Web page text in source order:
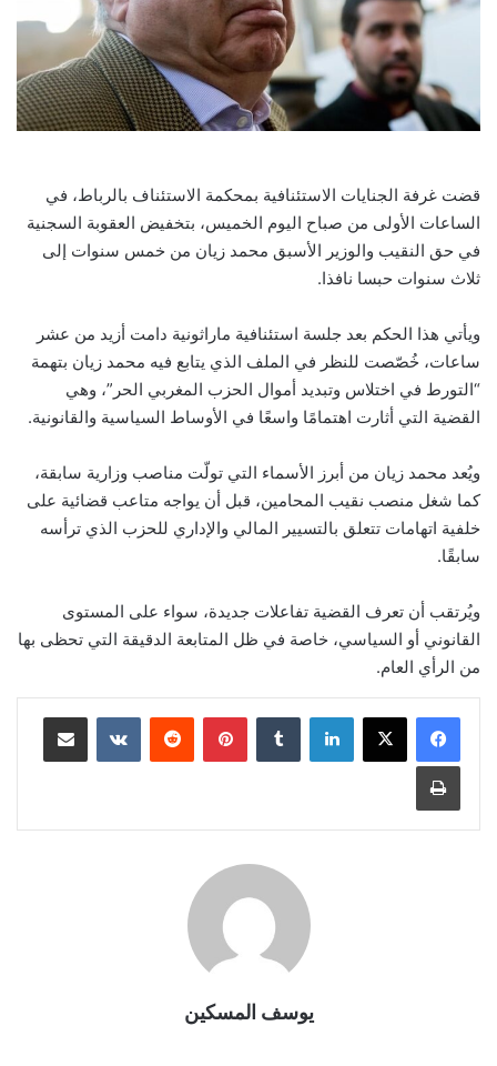
قضت غرفة الجنايات الاستئنافية بمحكمة الاستئناف بالرباط، في
الساعات الأولى من صباح اليوم الخميس، بتخفيض العقوبة السجنية
في حق النقيب والوزير الأسبق محمد زيان من خمس سنوات إلى
ثلاث سنوات حبسا نافذا.
ويأتي هذا الحكم بعد جلسة استئنافية ماراثونية دامت أزيد من عشر
ساعات، خُصّصت للنظر في الملف الذي يتابع فيه محمد زيان بتهمة
“التورط في اختلاس وتبديد أموال الحزب المغربي الحر”، وهي
القضية التي أثارت اهتمامًا واسعًا في الأوساط السياسية والقانونية.
ويُعد محمد زيان من أبرز الأسماء التي تولّت مناصب وزارية سابقة،
كما شغل منصب نقيب المحامين، قبل أن يواجه متاعب قضائية على
خلفية اتهامات تتعلق بالتسيير المالي والإداري للحزب الذي ترأسه
سابقًا.
ويُرتقب أن تعرف القضية تفاعلات جديدة، سواء على المستوى
القانوني أو السياسي، خاصة في ظل المتابعة الدقيقة التي تحظى بها
من الرأي العام.
لينكدإن بينتيريست مشاركة عبر البريد
طباعة
يوسف المسكين